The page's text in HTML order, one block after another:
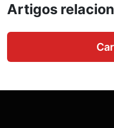
Artigos